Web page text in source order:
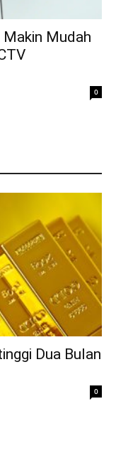
Makin Mudah
0
Dua Bulan
0